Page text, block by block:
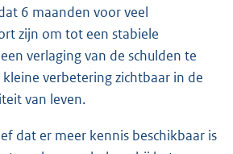
6 maanden voor veel
zijn om tot een stabiele
verlaging van de schulden te
kleine verbetering zichtbaar in de
van leven.
dat er meer kennis beschikbaar is